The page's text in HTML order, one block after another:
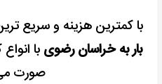
با کمترین هزینه و سریع
بار به خراسان رضوی با
صورت